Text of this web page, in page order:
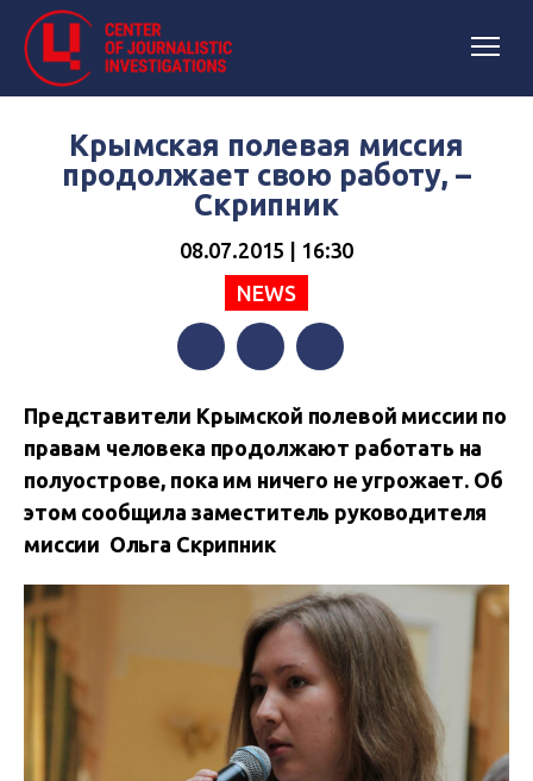
Крымская полевая миссия
продолжает свою работу, –
Скрипник
08.07.2015 | 16:30
NEWS
Представители Крымской полевой миссии по
правам человека продолжают работать на
полуострове, пока им ничего не угрожает. Об
этом сообщила заместитель руководителя
миссии Ольга Скрипник